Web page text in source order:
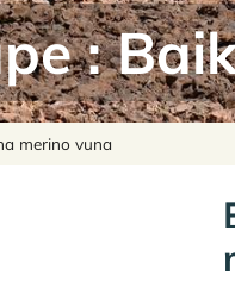
:
merino vuna